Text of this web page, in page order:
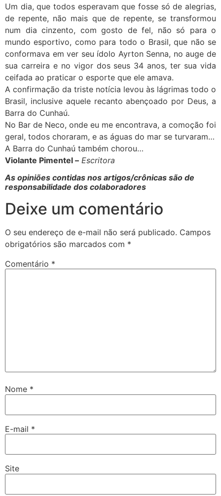
Um dia, que todos esperavam que fosse só de alegrias,
de repente, não mais que de repente, se transformou
num dia cinzento, com gosto de fel, não só para o
mundo esportivo, como para todo o Brasil, que não se
conformava em ver seu ídolo Ayrton Senna, no auge de
sua carreira e no vigor dos seus 34 anos, ter sua vida
ceifada ao praticar o esporte que ele amava.
A confirmação da triste notícia levou às lágrimas todo o
Brasil, inclusive aquele recanto abençoado por Deus, a
Barra do Cunhaú.
No Bar de Neco, onde eu me encontrava, a comoção foi
geral, todos choraram, e as águas do mar se turvaram…
A Barra do Cunhaú também chorou…
Violante Pimentel – Escritora
As opiniões contidas nos artigos/crônicas são de
responsabilidade dos colaboradores
Deixe um comentário
O seu endereço de e-mail não será publicado. Campos
obrigatórios são marcados com *
Comentário *
Nome *
E-mail *
Site